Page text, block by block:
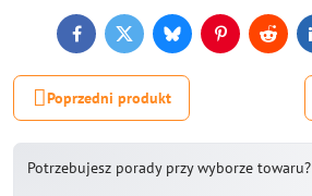
FacebookTwitterBlueskyPinterestReddit
Poprzedni produkt
Potrzebujesz porady przy wyborze towaru?